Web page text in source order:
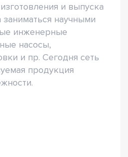
и выпуска
научными
инженерные
насосы,
и пр. Сегодня сеть
продукция